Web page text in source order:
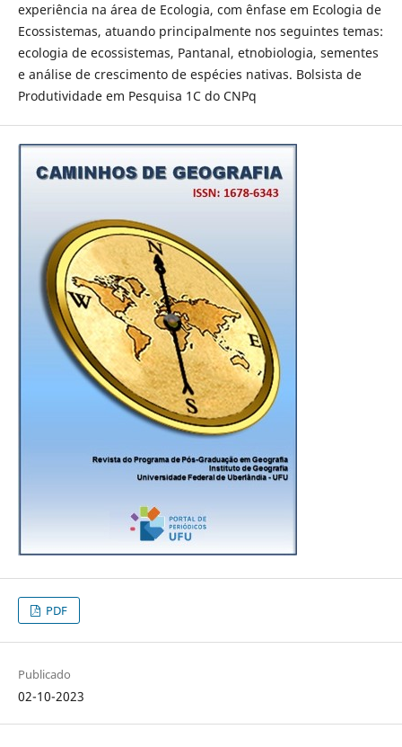
experiência na área de Ecologia, com ênfase em Ecologia de
Ecossistemas, atuando principalmente nos seguintes temas:
ecologia de ecossistemas, Pantanal, etnobiologia, sementes
e análise de crescimento de espécies nativas. Bolsista de
Produtividade em Pesquisa 1C do CNPq
PDF
Publicado
02-10-2023